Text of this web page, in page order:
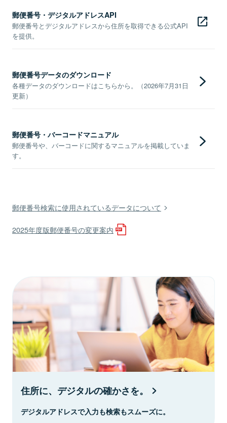
郵便番号・デジタルアドレスAPI
郵便番号とデジタルアドレスから住所を取得できる公式API
を提供。
郵便番号データのダウンロード
各種データのダウンロードはこちらから。（2026年7月31日
更新）
郵便番号・バーコードマニュアル
郵便番号や、バーコードに関するマニュアルを掲載していま
す。
郵便番号検索に使用されているデータについて
2025年度版郵便番号の変更案内
住所に、デジタルの確かさを。
デジタルアドレスで入力も検索もスムーズに。